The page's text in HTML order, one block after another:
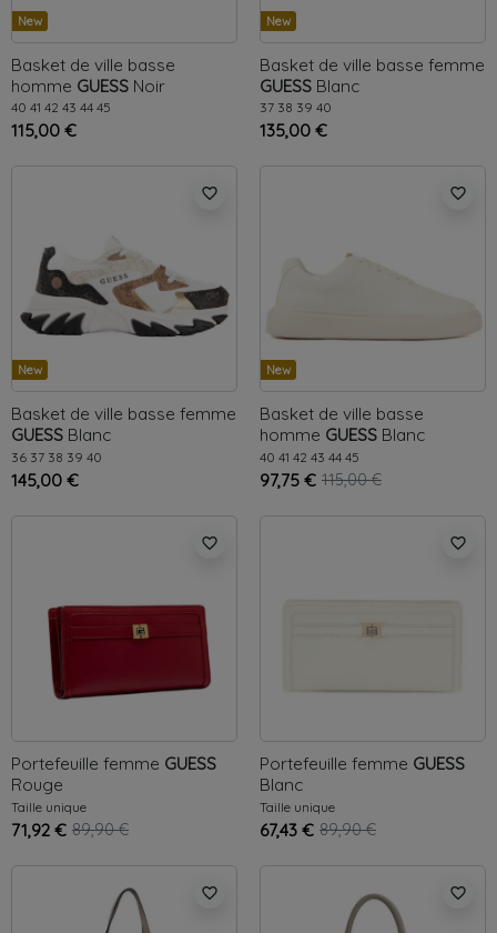
New
Basket de ville basse
homme GUESS Noir
40 41 42 43 44 45
115,00 €
New
Basket de ville basse femme
GUESS Blanc
37 38 39 40
135,00 €
favorite_border
New
Basket de ville basse femme
GUESS Blanc
36 37 38 39 40
145,00 €
favorite_border
New
Basket de ville basse
homme GUESS Blanc
40 41 42 43 44 45
97,75 € 115,00 €
favorite_border
Portefeuille femme GUESS
Rouge
Taille unique
71,92 € 89,90 €
favorite_border
Portefeuille femme GUESS
Blanc
Taille unique
67,43 € 89,90 €
favorite_border favorite_border